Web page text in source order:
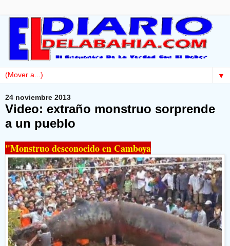
▼
24 noviembre 2013
Video: extraño monstruo sorprende
a un pueblo
"Monstruo desconocido en Camboya